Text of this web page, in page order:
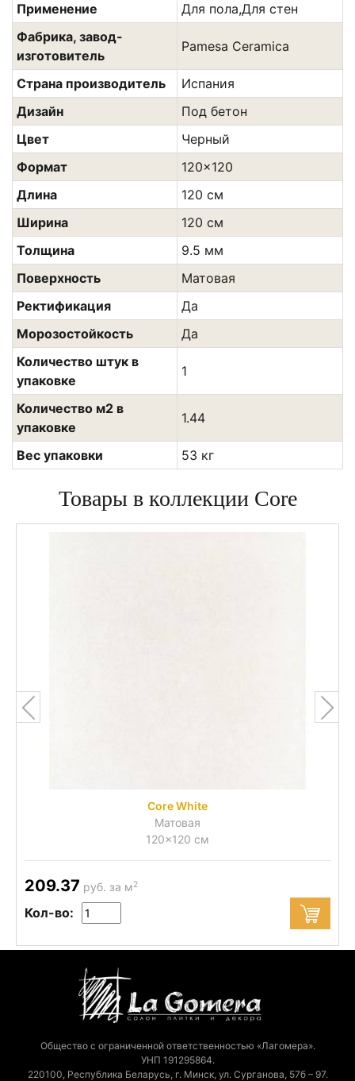
Применение
Для пола,Для стен
Фабрика, завод-
изготовитель
Pamesa Ceramica
Страна производитель
Испания
Дизайн
Под бетон
Цвет
Черный
Формат
120x120
Длина
120 см
Ширина
120 см
Толщина
9.5 мм
Поверхность
Матовая
Ректификация
Да
Морозостойкость
Да
Количество штук в
упаковке
1
Количество м2 в
упаковке
1.44
Вес упаковки 53 кг
Товары в коллекции Core
Core White
Матовая
120x120 см
209.37 руб. за м2
Кол-во:
Общество с ограниченной ответственностью «Лагомера».
УНП 191295864.
220100, Республика Беларусь, г. Минск, ул. Сурганова, 57б – 97.